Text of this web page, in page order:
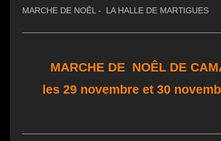
MARCHE DE NOÊL - LA HALLE DE MARTIGUES
MARCHE DE NOÊL DE
les 29 novembre et 30